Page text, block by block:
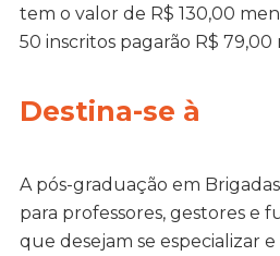
tem o valor de R$ 130,00
50 inscritos pagarão R$ 79,00
Destina-se à
A pós-graduação em Brigadas
para professores, gestores e
que desejam se especializar